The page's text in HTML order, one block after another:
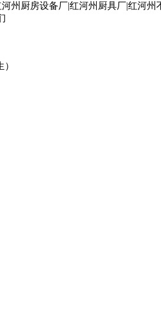
州厨房设备厂|红河州厨具厂|红河